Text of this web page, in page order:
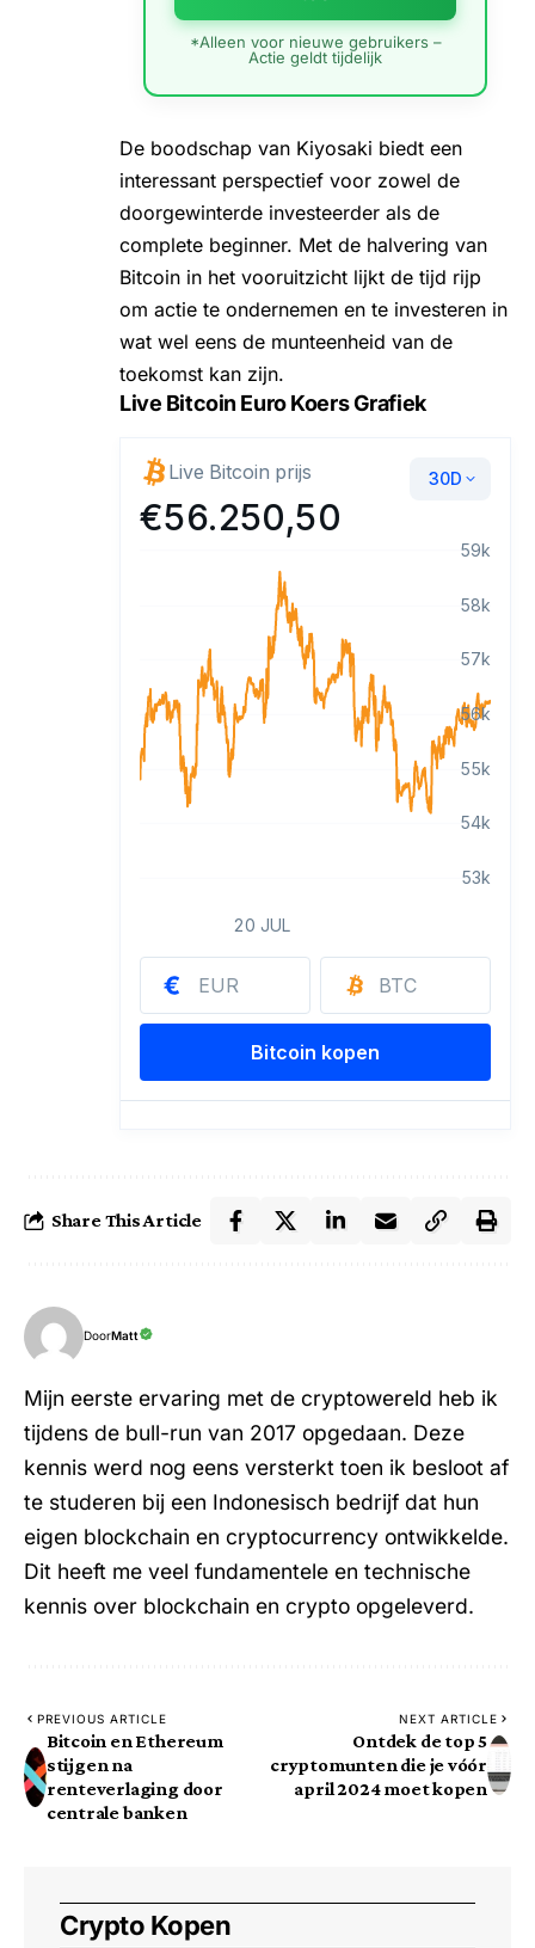
*Alleen voor nieuwe gebruikers –
Actie geldt tijdelijk
De boodschap van Kiyosaki biedt een
interessant perspectief voor zowel de
doorgewinterde investeerder als de
complete beginner. Met de halvering van
Bitcoin in het vooruitzicht lijkt de tijd rijp
om actie te ondernemen en te investeren in
wat wel eens de munteenheid van de
toekomst kan zijn.
Live Bitcoin Euro Koers Grafiek
Share This Article
DoorMatt
Mijn eerste ervaring met de cryptowereld heb ik
tijdens de bull-run van 2017 opgedaan. Deze
kennis werd nog eens versterkt toen ik besloot af
te studeren bij een Indonesisch bedrijf dat hun
eigen blockchain en cryptocurrency ontwikkelde.
Dit heeft me veel fundamentele en technische
kennis over blockchain en crypto opgeleverd.
PREVIOUS ARTICLE
Bitcoin en Ethereum
stijgen na
renteverlaging door
centrale banken
NEXT ARTICLE
Ontdek de top 5
cryptomunten die je vóór
april 2024 moet kopen
Crypto Kopen